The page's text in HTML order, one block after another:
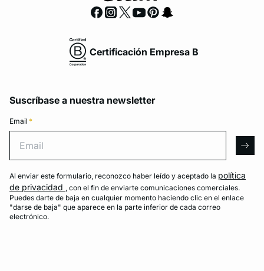
Certificación Empresa B
Suscríbase a nuestra newsletter
Email *
Al enviar este formulario, reconozco haber leído y aceptado la política
de privacidad , con el fin de enviarte comunicaciones comerciales.
Puedes darte de baja en cualquier momento haciendo clic en el enlace
"darse de baja" que aparece en la parte inferior de cada correo
electrónico.